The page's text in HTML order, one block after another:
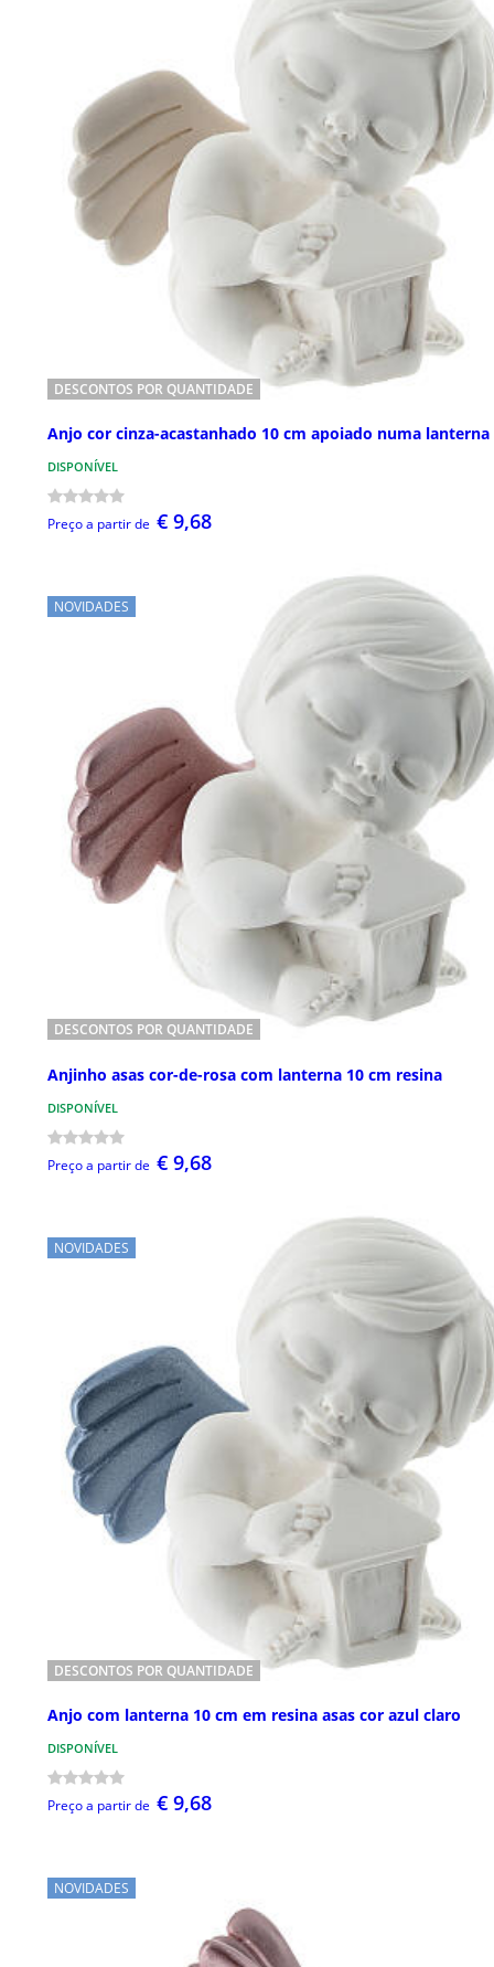
DESCONTOS POR QUANTIDADE
Anjo cor cinza-acastanhado 10 cm apoiado numa lanterna
DISPONÍVEL
Preço a partir de € 9,68
NOVIDADES
DESCONTOS POR QUANTIDADE
Anjinho asas cor-de-rosa com lanterna 10 cm resina
DISPONÍVEL
Preço a partir de € 9,68
NOVIDADES
DESCONTOS POR QUANTIDADE
Anjo com lanterna 10 cm em resina asas cor azul claro
DISPONÍVEL
Preço a partir de € 9,68
NOVIDADES